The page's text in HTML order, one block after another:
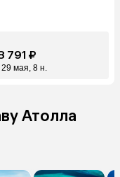
791 ₽
мая, 8 н.
Атолла